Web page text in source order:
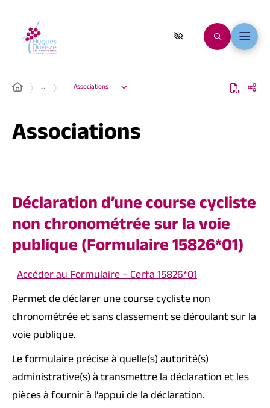
… Associations
Associations
Déclaration d’une course cycliste
non chronométrée sur la voie
publique (Formulaire 15826*01)
Accéder au Formulaire – Cerfa 15826*01
Permet de déclarer une course cycliste non
chronométrée et sans classement se déroulant sur la
voie publique.
Le formulaire précise à quelle(s) autorité(s)
administrative(s) à transmettre la déclaration et les
pièces à fournir à l’appui de la déclaration.